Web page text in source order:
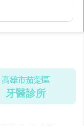
高雄市茄萣區
牙醫診所